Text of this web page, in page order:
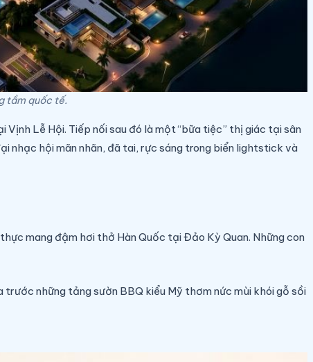
tầm quốc tế.
Lễ Hội. Tiếp nối sau đó là một “bữa tiệc” thị giác tại sân
nhạc hội mãn nhãn, đã tai, rực sáng trong biển lightstick và
mang đậm hơi thở Hàn Quốc tại Đảo Kỳ Quan. Những con
những tảng sườn BBQ kiểu Mỹ thơm nức mùi khói gỗ sồi